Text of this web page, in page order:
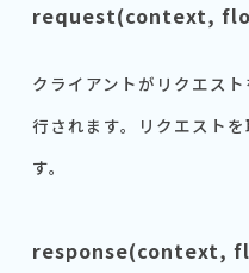
request(context,
クライアントがリクエス
行されます。リクエスト
す。
response(context,